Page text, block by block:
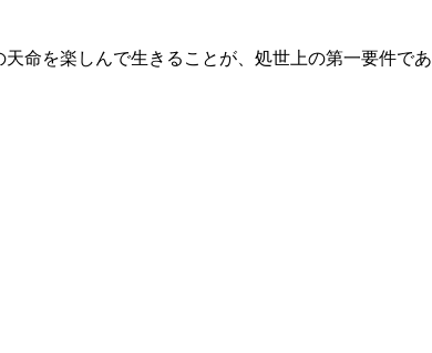
命を楽しんで生きることが、処世上の第一要件であ